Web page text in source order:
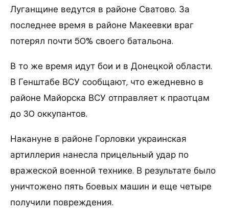
Луганщине ведутся в районе Сватово. За
последнее время в районе Макеевки враг
потерял почти 50% своего батальона.
В то же время идут бои и в Донецкой области.
В Генштабе ВСУ сообщают, что ежедневно в
районе Майорска ВСУ отправляет к праотцам
до 30 оккупантов.
Накануне в районе Горловки украинская
артиллерия нанесла прицельный удар по
вражеской военной технике. В результате было
уничтожено пять боевых машин и еще четыре
получили повреждения.